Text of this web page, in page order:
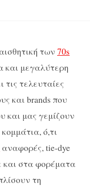
των 70s
και μεγαλύτερη
τις τελευταίες
και brands που
και μας γεμίζουν
ό,τι
αναφορές, tie-dye
και στα φορέματα
τη